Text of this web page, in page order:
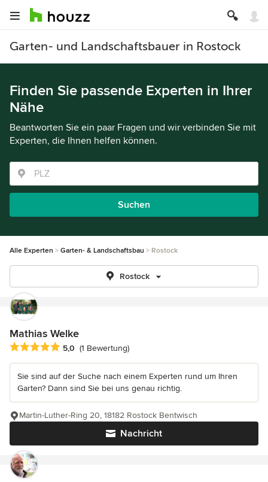
Garten- und Landschaftsbauer in Rostock
Finden Sie passende Experten in Ihrer
Nähe
Beantworten Sie ein paar Fragen und wir verbinden Sie mit
Experten, die Ihnen helfen können.
Suchen
Alle Experten Garten- & Landschaftsbau Rostock
Rostock
Mathias Welke
Durchschnittliche Bewertung: 5 von 5 Sternen
5,0 (1 Bewertung)
Sie sind auf der Suche nach einem Experten rund um Ihren
Garten? Dann sind Sie bei uns genau richtig.
Nachricht
Martin-Luther-Ring 20, 18182 Rostock Bentwisch